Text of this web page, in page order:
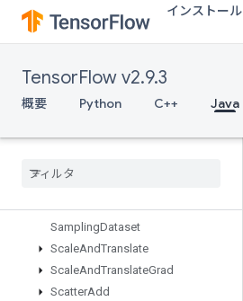
インストール
TensorFlow v2.9.3
概要 Python C++ Java
RiscSlice
RiscSort
RiscSub
RiscTranspose
RiscUnary
SamplingDataset
ScaleAndTranslate
ScaleAndTranslateGrad
ScatterAdd